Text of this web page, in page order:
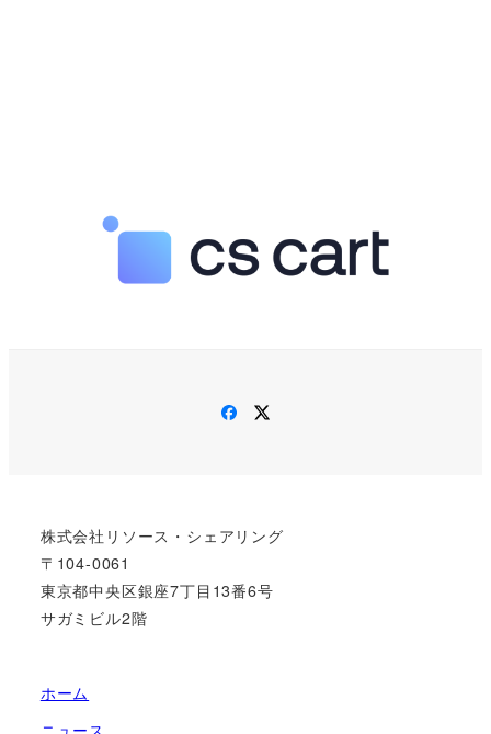
Facebook
株式会社リソース・シェアリング
〒104-0061
東京都中央区銀座7丁目13番6号
サガミビル2階
ホーム